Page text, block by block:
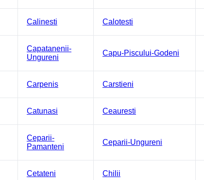
Calinesti Calotesti
Capatanenii-
Ungureni
Capu-Piscului-Godeni
Carpenis Carstieni
Catunasi Ceauresti
Ceparii-
Pamanteni
Ceparii-Ungureni
Cetateni Chilii